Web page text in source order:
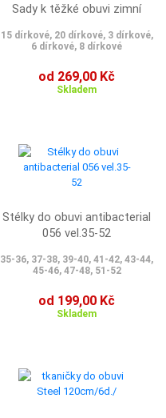
Sady k těžké obuvi zimní
15 dírkové, 20 dírkové, 3 dírkové,
6 dírkové, 8 dírkové
od 269,00 Kč
Skladem
Stélky do obuvi antibacterial
056 vel.35-52
35-36, 37-38, 39-40, 41-42, 43-44,
45-46, 47-48, 51-52
od 199,00 Kč
Skladem